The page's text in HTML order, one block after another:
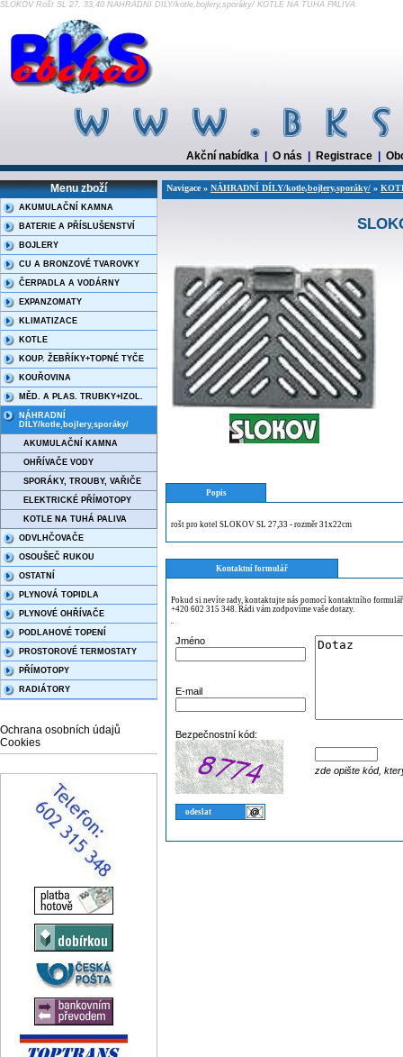
SLOKOV Rošt SL 27, 33,40 NÁHRADNÍ DÍLY/kotle,bojlery,sporáky/ KOTLE NA TUHÁ PALIVA
Akční nabídka O nás Registrace
Menu zboží
AKUMULAČNÍ KAMNA
BATERIE A PŘÍSLUŠENSTVÍ
BOJLERY
CU A BRONZOVÉ TVAROVKY
ČERPADLA A VODÁRNY
EXPANZOMATY
KLIMATIZACE
KOTLE
KOUP. ŽEBŘÍKY+TOPNÉ TYČE
KOUŘOVINA
MĚD. A PLAS. TRUBKY+IZOL.
NÁHRADNÍ
DÍLY/kotle,bojlery,sporáky/
AKUMULAČNÍ KAMNA
OHŘÍVAČE VODY
SPORÁKY, TROUBY, VAŘIČE
ELEKTRICKÉ PŘÍMOTOPY
KOTLE NA TUHÁ PALIVA
ODVLHČOVAČE
OSOUŠEČ RUKOU
OSTATNÍ
PLYNOVÁ TOPIDLA
PLYNOVÉ OHŘÍVAČE
PODLAHOVÉ TOPENÍ
PROSTOROVÉ TERMOSTATY
PŘÍMOTOPY
RADIÁTORY
Ochrana osobních údajů
Cookies
Navigace » NÁHRADNÍ DÍLY/kotle,bojlery,sporáky/ »
Popis
rošt pro kotel SLOKOV SL 27,33 - rozměr 31x22cm
Kontaktní formulář
Pokud si nevíte rady, kontaktujte nás pomocí kontaktního
+420 602 315 348. Rádi vám zodpovíme vaše dotazy.
¨
Jméno
E-mail
Bezpečnostní kód:
zde opište kód,